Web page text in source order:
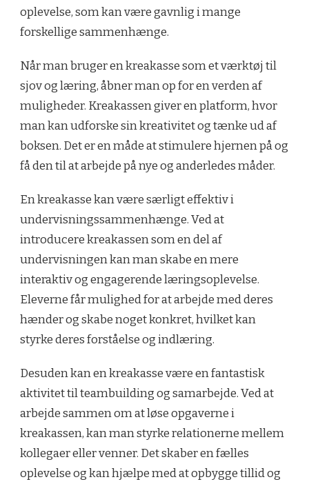
oplevelse, som kan være gavnlig i mange
forskellige sammenhænge.
Når man bruger en kreakasse som et værktøj til
sjov og læring, åbner man op for en verden af
muligheder. Kreakassen giver en platform, hvor
man kan udforske sin kreativitet og tænke ud af
boksen. Det er en måde at stimulere hjernen på og
få den til at arbejde på nye og anderledes måder.
En kreakasse kan være særligt effektiv i
undervisningssammenhænge. Ved at
introducere kreakassen som en del af
undervisningen kan man skabe en mere
interaktiv og engagerende læringsoplevelse.
Eleverne får mulighed for at arbejde med deres
hænder og skabe noget konkret, hvilket kan
styrke deres forståelse og indlæring.
Desuden kan en kreakasse være en fantastisk
aktivitet til teambuilding og samarbejde. Ved at
arbejde sammen om at løse opgaverne i
kreakassen, kan man styrke relationerne mellem
kollegaer eller venner. Det skaber en fælles
oplevelse og kan hjælpe med at opbygge tillid og